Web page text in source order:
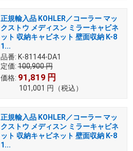
正規輸入品 KOHLER／コーラー マッ
クストウ メディスン ミラーキャビネ
ット 収納キャビネット 壁面収納 K-8
1...
品番: K-81144-DA1
定価: 100,900円
価格: 91,819 円
101,001 円 （税込）
正規輸入品 KOHLER／コーラー マッ
クストウ メディスン ミラーキャビネ
ット 収納キャビネット 壁面収納 K-8
1...